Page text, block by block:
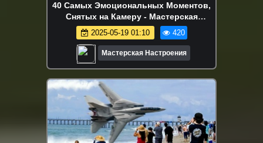
40 Самых Эмоциональных Моментов,
Снятых на Камеру - Мастерская
Настроения
2025-05-19 01:10 420
Мастерская Настроения